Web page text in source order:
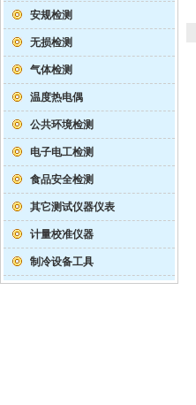
安规检测
无损检测
气体检测
温度热电偶
公共环境检测
电子电工检测
食品安全检测
其它测试仪器仪表
计量校准仪器
制冷设备工具